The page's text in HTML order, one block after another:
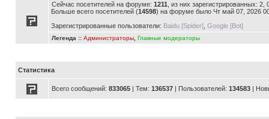
Сейчас посетителей на форуме: 1211 , из них зарегистрированных:
Больше всего посетителей (14598) на форуме было Чт май 07, 2026
Зарегистрированные пользователи: Baidu [Spider] Google [Bot]
Легенда :: Администраторы Главные модераторы
Статистика
Всего сообщений: 833065 | Тем: 136537 | Пользователей: 134583 |